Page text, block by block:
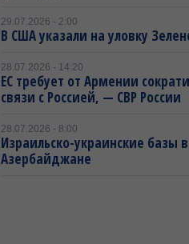
29.07.2026 - 2:00
В США указали на уловку
28.07.2026 - 14:20
ЕС требует от Армении
связи с Россией, — СВР России
28.07.2026 - 8:00
Израильско-украинские базы в
Азербайджане